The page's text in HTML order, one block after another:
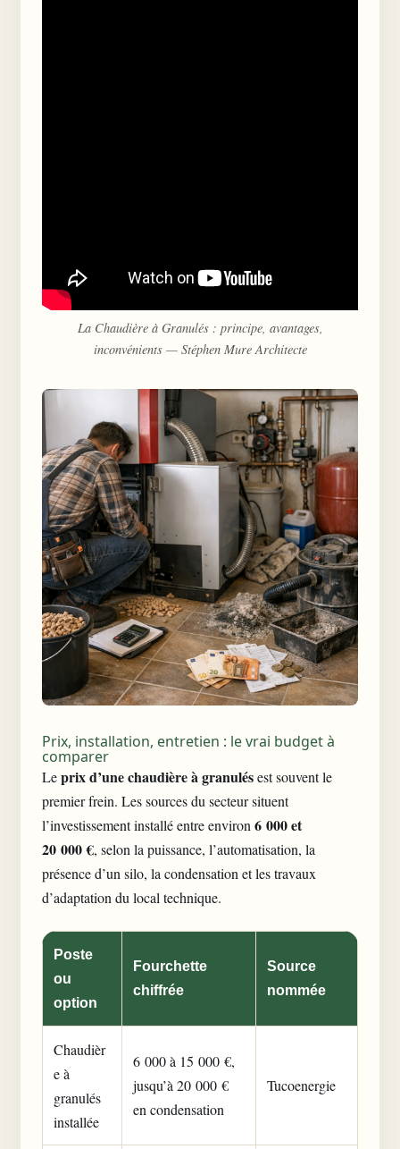
La Chaudière à Granulés : principe, avantages,
inconvénients — Stéphen Mure Architecte
Prix, installation, entretien : le vrai budget à
comparer
Leprix d’une chaudière à granulésest souvent le
premier frein. Les sources du secteur situent
l’investissement installé entre environ 6 000 et
20 000 €, selon la puissance, l’automatisation, la
présence d’un silo, la condensation et les travaux
d’adaptation du local technique.
Poste
ou
option
Fourchette
chiffrée
Source
nommée
Chaudièr
e à
granulés
installée
6 000 à 15 000 €,
jusqu’à 20 000 €
en condensation
Tucoenergie